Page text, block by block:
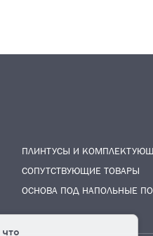
ПЛИНТУСЫ И
СОПУТСТВУЮЩИЕ ТОВАРЫ
ОСНОВА ПОД НАПОЛЬНЫЕ